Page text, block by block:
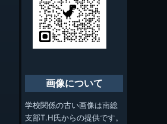
画像について
学校関係の古い画像は南総
支部T.H氏からの提供です。